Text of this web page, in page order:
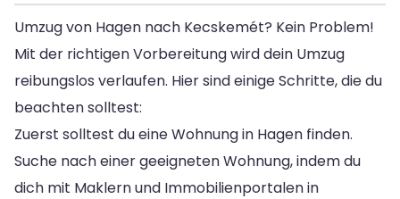
Umzug von Hagen nach Kecskemét? Kein Problem!
Mit der richtigen Vorbereitung wird dein Umzug
reibungslos verlaufen. Hier sind einige Schritte, die du
beachten solltest:
Zuerst solltest du eine Wohnung in Hagen finden.
Suche nach einer geeigneten Wohnung, indem du
dich mit Maklern und Immobilienportalen in